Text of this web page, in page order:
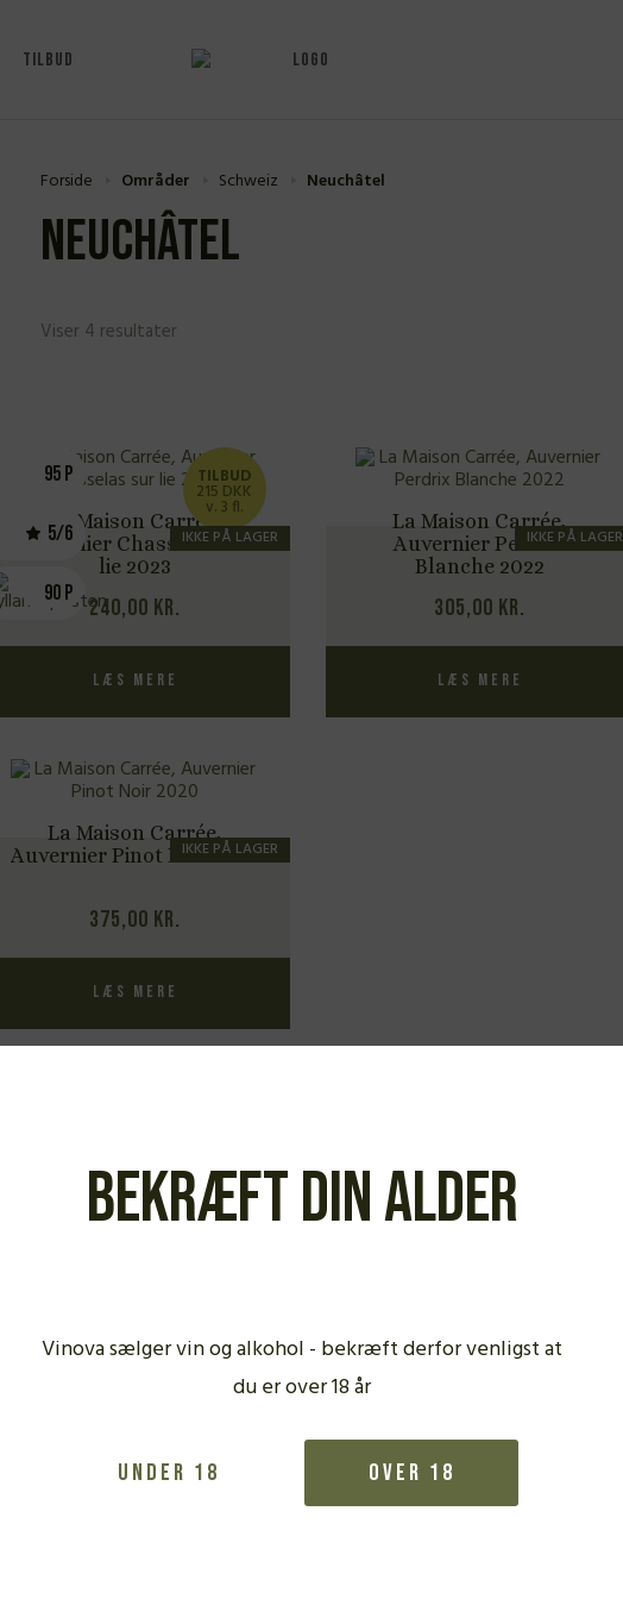
TILBUD
Neuchâtel
Forside Områder Schweiz Neuchâtel
Viser 4 resultater
95 P
5/6
90 P
IKKE PÅ LAGER
La Maison Carrée,
Auvernier Chasselas sur
lie 2023
240,00 kr.
TILBUD
215 DKK
v. 3 fl.
Læs mere
IKKE PÅ LAGER
La Maison Carrée,
Auvernier Perdrix
Blanche 2022
305,00 kr.
Læs mere
IKKE PÅ LAGER
La Maison Carrée,
Auvernier Pinot Noir 2020
375,00 kr.
Læs mere
lødige, inspirerende
på afhængighedsskabende
Bekræft din alder
Vinova sælger vin og alkohol - bekræft derfor venligst at
du er over 18 år
Under 18 Over 18